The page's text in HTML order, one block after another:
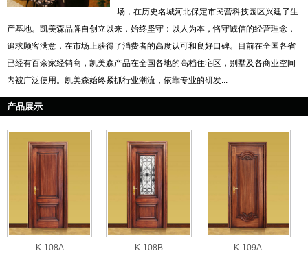
场，在历史名城河北保定市民营科技园区兴建了生
产基地。凯美森品牌自创立以来，始终坚守：以人为本，恪守诚信的经营理念，
追求顾客满意，在市场上获得了消费者的高度认可和良好口碑。目前在全国各省
已经有百余家经销商，凯美森产品在全国各地的高档住宅区，别墅及各商业空间
内被广泛使用。凯美森始终紧抓行业潮流，依靠专业的研发...
产品展示
K-108A K-108B K-109A